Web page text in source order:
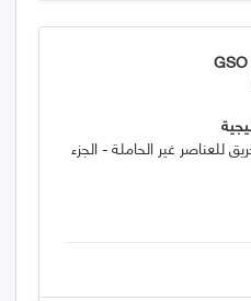
للعناصر غير الحاملة - الجزء